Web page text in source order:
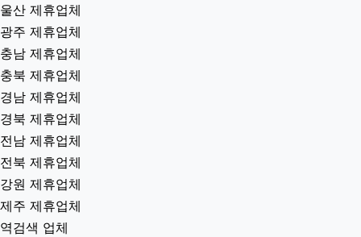
울산 제휴업체
광주 제휴업체
충남 제휴업체
충북 제휴업체
경남 제휴업체
경북 제휴업체
전남 제휴업체
전북 제휴업체
강원 제휴업체
제주 제휴업체
역검색 업체